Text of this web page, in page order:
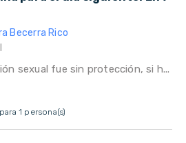
Becerra Rico
sexual fue sin protección, si h...
1 persona(s)